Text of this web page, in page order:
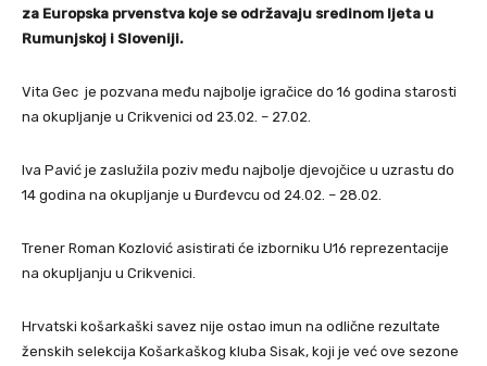
za Europska prvenstva koje se održavaju sredinom ljeta u
Rumunjskoj i Sloveniji.
Vita Gec je pozvana među najbolje igračice do 16 godina starosti
na okupljanje u Crikvenici od 23.02. – 27.02.
Iva Pavić je zaslužila poziv među najbolje djevojčice u uzrastu do
14 godina na okupljanje u Đurđevcu od 24.02. – 28.02.
Trener Roman Kozlović asistirati će izborniku U16 reprezentacije
na okupljanju u Crikvenici.
Hrvatski košarkaški savez nije ostao imun na odlične rezultate
ženskih selekcija Košarkaškog kluba Sisak, koji je već ove sezone